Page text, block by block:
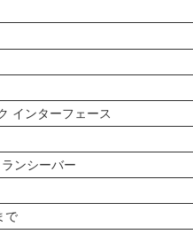
インターフェース
ンシーバー
で